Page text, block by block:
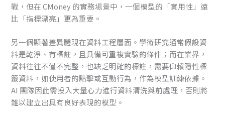
戰，但在 CMoney 的實務場景中，一個模型的「實用性」遠
比「指標漂亮」更為重要。
另一個顯著差異體現在資料工程層面。學術研究通常假設資
料是乾淨、有標註，且具備可重複實驗的條件；而在業界，
資料往往不僅不完整，也缺乏明確的標註，需要仰賴隱性標
籤資料，如使用者的點擊或互動行為，作為模型訓練依據。
AI 團隊因此需投入大量心力進行資料清洗與前處理，否則將
難以建立出具有良好表現的模型。